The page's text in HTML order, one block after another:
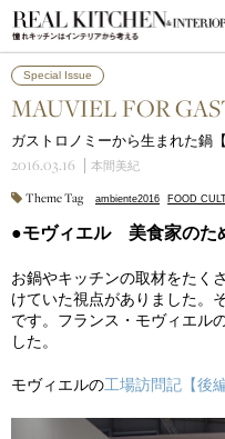
Special Issue
MAUVIEL FOR
ガストロノミーから生まれた鍋【
2016.03.16 本間美紀
Theme Tag ambiente2016 FOOD
●モヴィエル 美食家のた
お鍋やキッチンの取材をたく
けていた視点がありました。
です。フランス・モヴィエル
した。
モヴィエルの工場訪問記【後